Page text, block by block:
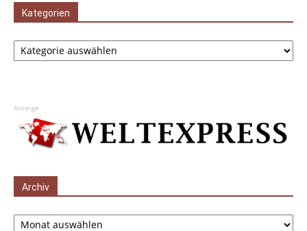
Kategorien
Kategorien
Anzeige
Archiv
Archiv